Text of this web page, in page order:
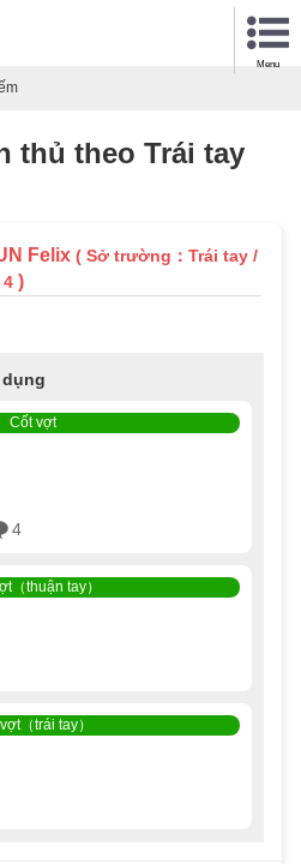
Menu
thủ theo Trái tay
Felix( Sở trường：Trái tay /
4 )
Cốt vợt
4
（thuận tay）
（trái tay）